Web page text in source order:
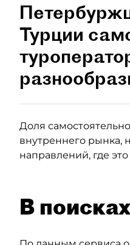
Турции
Доля
внутреннего рынка,
направлений, где
В